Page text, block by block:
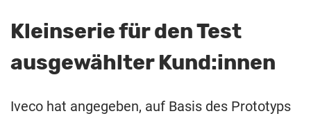
Kleinserie für den Test
ausgewählter Kund:innen
Iveco hat angegeben, auf Basis des Prototyps